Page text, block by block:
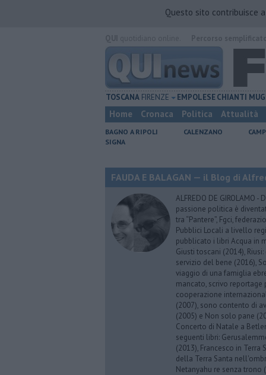
Questo sito contribuisce
TOSCANA FIRENZE EMPOLESECHIANTI
Home Cronaca Politica Attualità
BAGNO A RIPOLI CALENZANO
SIGNA
FAUDA E BALAGAN — il Blog di
ALFREDO DE GIROLAMO
passione politica è
tra “Pantere”, Fgci,
Pubblici Locali a livello
pubblicato i libri Acqua in
Giusti toscani (2014),
servizio del bene (2016),
viaggio di una famiglia
mancato, scrivo
cooperazione
(2007), sono contento di
(2005) e Non solo pane
Concerto di Natale a
seguenti libri:
(2013), Francesco in Terra
della Terra Santa
Netanyahu re senza trono